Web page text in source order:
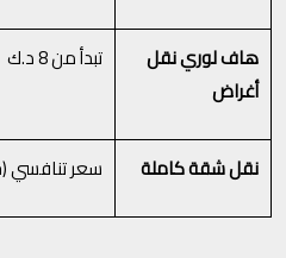
هاف لوري نقل
أغراض
تبدأ من 8 د.ك
نقل شقة كاملة سعر تنافسي